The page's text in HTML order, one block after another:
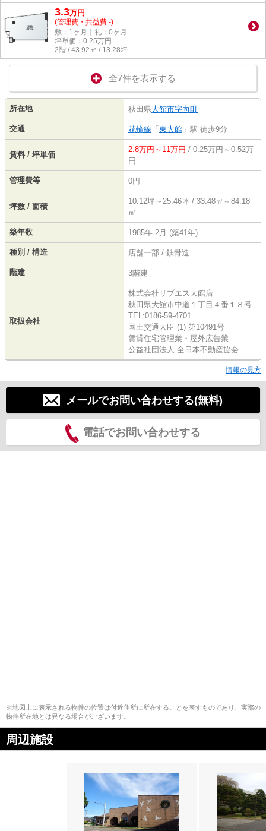
3.3万円
(管理費・共益費 -)
敷：1ヶ月｜礼：0ヶ月
坪単価： 0.25万円
2階 / 43.92㎡ / 13.28坪
全7件を表示する
所在地 秋田県大館市字向町
交通 花輪線 「 東大館 」駅 徒歩9分
賃料 / 坪単価
2.8万円～11万円 / 0.25万円～0.52万
円
管理費等 0円
坪数 / 面積
10.12坪～25.46坪 / 33.48㎡～84.18
㎡
築年数 1985年 2月 (築41年)
種別 / 構造 店舗一部 / 鉄骨造
階建 3階建
取扱会社
株式会社リブエス大館店
秋田県大館市中道１丁目４番１８号
TEL:0186-59-4701
国土交通大臣 (1) 第10491号
賃貸住宅管理業・屋外広告業
公益社団法人 全日本不動産協会
情報の見方
メールでお問い合わせする(無料)
電話でお問い合わせする
※地図上に表示される物件の位置は付近住所に所在することを表すものであり、実際の
物件所在地とは異なる場合がございます。
周辺施設